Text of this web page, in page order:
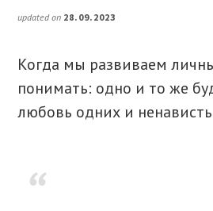
updated on 28.09.2023
Когда мы развиваем
понимать: одно и то же
любовь одних и